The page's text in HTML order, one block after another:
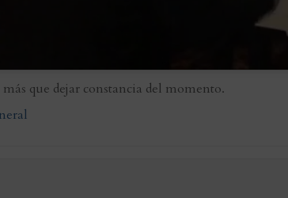
que dejar constancia del momento.